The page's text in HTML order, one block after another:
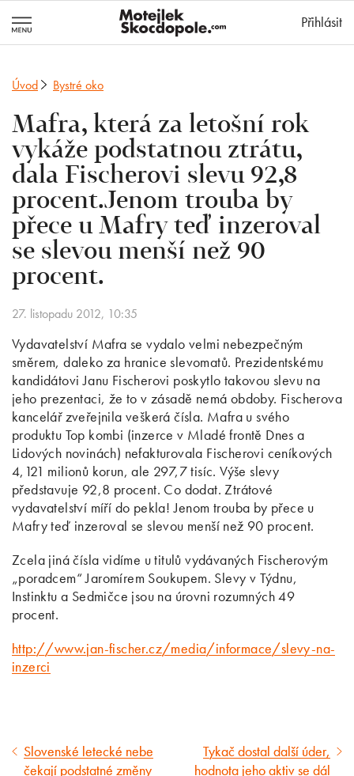
Přihlásit
Úvod Bystré oko
Mafra, která za letošní rok
vykáže podstatnou ztrátu,
dala Fischerovi slevu 92,8
procent.Jenom trouba by
přece u Mafry teď inzeroval
se slevou menší než 90
procent.
27. listopadu 2012, 10:35
Vydavatelství Mafra se vydalo velmi nebezpečným
směrem, daleko za hranice slevomatů. Prezidentskému
kandidátovi Janu Fischerovi poskytlo takovou slevu na
jeho prezentaci, že to v zásadě nemá obdoby. Fischerova
kancelář zveřejnila veškerá čísla. Mafra u svého
produktu Top kombi (inzerce v Mladé frontě Dnes a
Lidových novinách) nefakturovala Fischerovi ceníkových
4,121 milionů korun, ale 297,7 tisíc. Výše slevy
představuje 92,8 procent. Co dodat. Ztrátové
vydavatelství míří do pekla! Jenom trouba by přece u
Mafry teď inzeroval se slevou menší než 90 procent.
Zcela jiná čísla vidíme u titulů vydávaných Fischerovým
„poradcem“ Jaromírem Soukupem. Slevy v Týdnu,
Instinktu a Sedmičce jsou na úrovni rozumných 49
procent.
http://www.jan-fischer.cz/media/informace/slevy-na-
inzerci
Předcházející
Slovenské letecké nebe
čekají podstatné změny
Následující
Tykač dostal další úder,
hodnota jeho aktiv se dál